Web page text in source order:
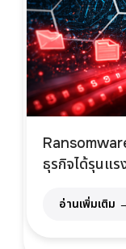
ธุรกิจได้รุนแร
อ่านเพิ่มเติม